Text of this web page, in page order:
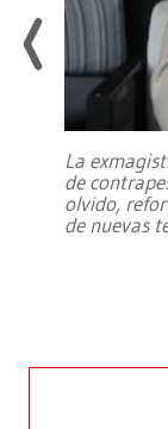
La
de
olvido,
de nuevas